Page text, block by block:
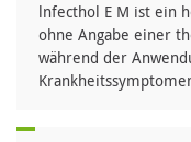
lnfecthol E M ist ein
ohne Angabe einer
während der